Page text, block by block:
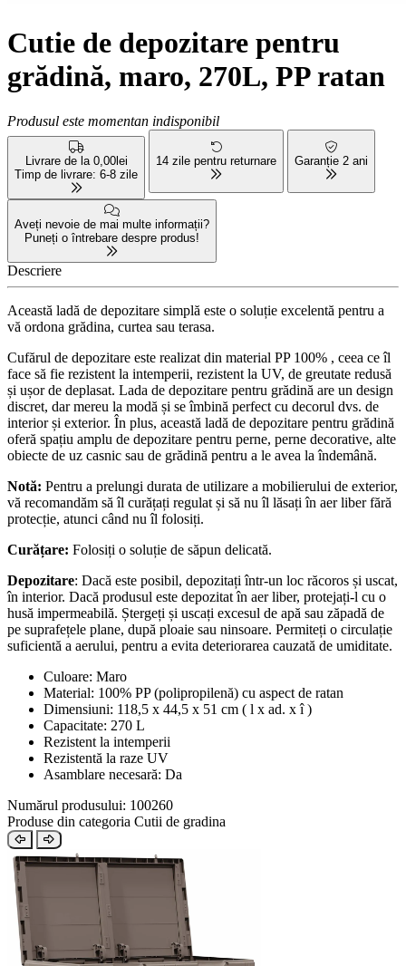
Cutie de depozitare pentru
grădină, maro, 270L, PP ratan
Produsul este momentan indisponibil
Livrare de la 0,00lei
Timp de livrare: 6-8 zile
14 zile pentru returnare Garanție 2 ani
Aveți nevoie de mai multe informații?
Puneți o întrebare despre produs!
Descriere
Această ladă de depozitare simplă este o soluție excelentă pentru a
vă ordona grădina, curtea sau terasa.
Cufărul de depozitare este realizat din material PP 100% , ceea ce îl
face să fie rezistent la intemperii, rezistent la UV, de greutate redusă
și ușor de deplasat. Lada de depozitare pentru grădină are un design
discret, dar mereu la modă și se îmbină perfect cu decorul dvs. de
interior și exterior. În plus, această ladă de depozitare pentru grădină
oferă spațiu amplu de depozitare pentru perne, perne decorative, alte
obiecte de uz casnic sau de grădină pentru a le avea la îndemână.
Notă: Pentru a prelungi durata de utilizare a mobilierului de exterior,
vă recomandăm să îl curățați regulat și să nu îl lăsați în aer liber fără
protecție, atunci când nu îl folosiți.
Curățare: Folosiți o soluție de săpun delicată.
Depozitare: Dacă este posibil, depozitați într-un loc răcoros și uscat,
în interior. Dacă produsul este depozitat în aer liber, protejați-l cu o
husă impermeabilă. Ștergeți și uscați excesul de apă sau zăpadă de
pe suprafețele plane, după ploaie sau ninsoare. Permiteți o circulație
suficientă a aerului, pentru a evita deteriorarea cauzată de umiditate.
Culoare: Maro
Material: 100% PP (polipropilenă) cu aspect de ratan
Dimensiuni: 118,5 x 44,5 x 51 cm ( l x ad. x î )
Capacitate: 270 L
Rezistent la intemperii
Rezistentă la raze UV
Asamblare necesară: Da
Numărul produsului: 100260
Produse din categoria Cutii de gradina